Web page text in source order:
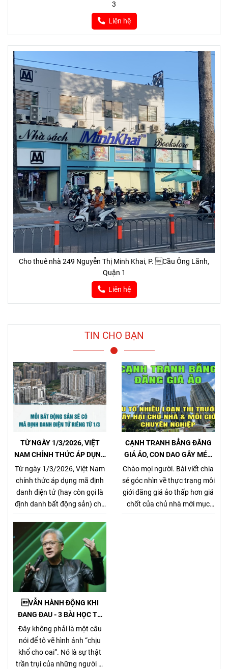
3
Liên hệ
Cho thuê nhà 249 Nguyễn Thị Minh Khai, P. Cầu Ông Lãnh,
Quận 1
Liên hệ
TIN CHO BẠN
TỪ NGÀY 1/3/2026, VIỆT
NAM CHÍNH THỨC ÁP DỤNG
MÃ ĐỊNH DANH BẤT ĐỘNG
SẢN
Từ ngày 1/3/2026, Việt Nam
chính thức áp dụng mã định
danh điện tử (hay còn gọi là
định danh bất động sản) cho
theo Nghị định
357/2025/NĐ-CP (ban hành
ngày 31/12/2025, hiệu lực từ
1/3/2026) về xây dựng, quản
lý và sử dụng hệ thống thông
tin, cơ sở dữ liệu về nhà ở và
thị trường bất động sản.
CẠNH TRANH BẰNG ĐĂNG
GIÁ ẢO, CON DAO GÂY MÉO
MÓ THỊ TRƯỜNG, GÂY HẠI
CHỦ NHÀ VÀ NHÀ MÔI GIỚI
CHÂN CHÍNH
Chào mọi người. Bài viết chia
sẻ góc nhìn về thực trạng môi
giới đăng giá ảo thấp hơn giá
chốt của chủ nhà mới mục
VẪN HÀNH ĐỘNG KHI
ĐANG ĐAU - 3 BÀI HỌC TỪ
TỶ PHÚ JENSEN HUANG
Đây không phải là một câu
nói để tô vẽ hình ảnh “chịu
khổ cho oai”. Nó là sự thật
trần trụi của những người đi